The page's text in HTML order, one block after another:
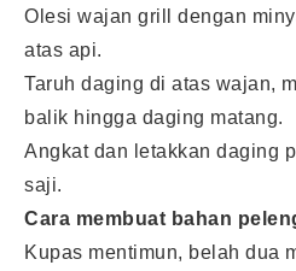
Olesi wajan grill dengan
atas api.
Taruh daging di atas wajan,
balik hingga daging matang.
Angkat dan letakkan daging
saji.
Cara membuat bahan
Kupas mentimun, belah dua